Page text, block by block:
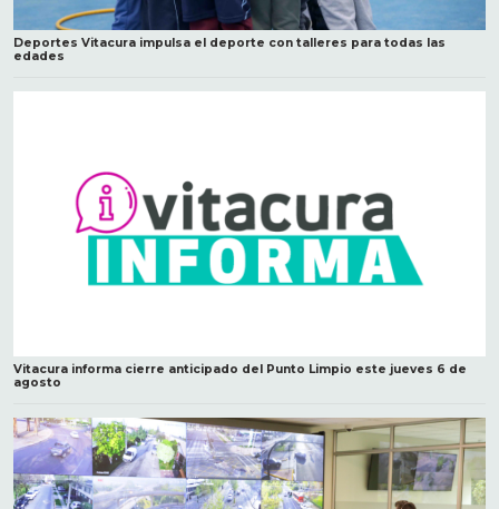
Deportes Vitacura impulsa el deporte con talleres para todas las
edades
Vitacura informa cierre anticipado del Punto Limpio este jueves 6 de
agosto